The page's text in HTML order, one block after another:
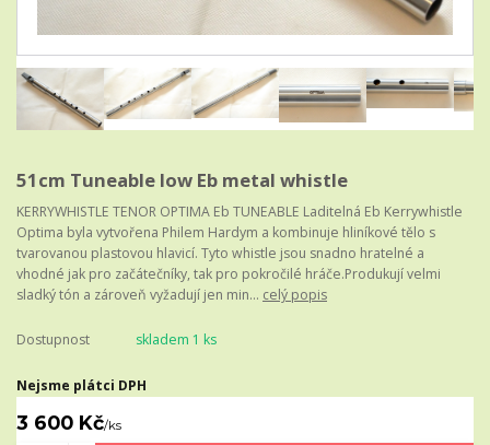
51cm Tuneable low Eb metal whistle
KERRYWHISTLE TENOR OPTIMA Eb TUNEABLE Laditelná Eb Kerrywhistle
Optima byla vytvořena Philem Hardym a kombinuje hliníkové tělo s
tvarovanou plastovou hlavicí. Tyto whistle jsou snadno hratelné a
vhodné jak pro začátečníky, tak pro pokročilé hráče.Produkují velmi
sladký tón a zároveň vyžadují jen min... celý popis
Dostupnost skladem 1 ks
Nejsme plátci DPH
3 600 Kč/ks